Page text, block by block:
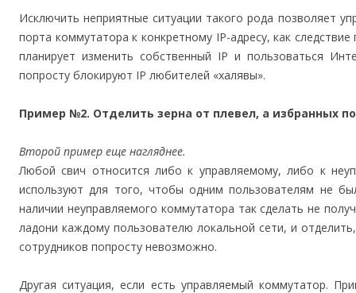
Исключить неприятные ситуации такого рода позволяет
порта коммутатора к конкретному IP-адресу, как
планирует изменить собственный IP и пользоваться
попросту блокируют IP любителей «халявы».
Пример №2. Отделить зерна от плевел, а избранных
Второй пример еще нагляднее.
Любой свич относится либо к управляемому, либо к
используют для того, чтобы одним пользователям не
наличии неуправляемого коммутатора так сделать не
ладони каждому пользователю локальной сети, и
сотрудников попросту невозможно.
Другая ситуация, если есть управляемый коммутатор.